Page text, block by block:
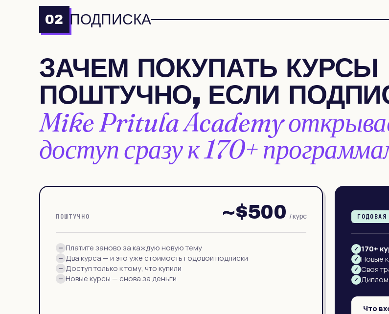
02 ПОДПИСКА
ЗАЧЕМ ПОКУПАТЬ КУРСЫ
ПОШТУЧНО, ЕСЛИ
Mike Pritula Academy
доступ сразу к 170+
ПОШТУЧНО ~$500 / курс
— Платите заново за каждую новую тему
— Два курса — и это уже стоимость годовой подписки
— Доступ только к тому, что купили
— Новые курсы — снова за деньги
✓ 170+
✓ Новые
✓ Своя
✓ Диплом
Что